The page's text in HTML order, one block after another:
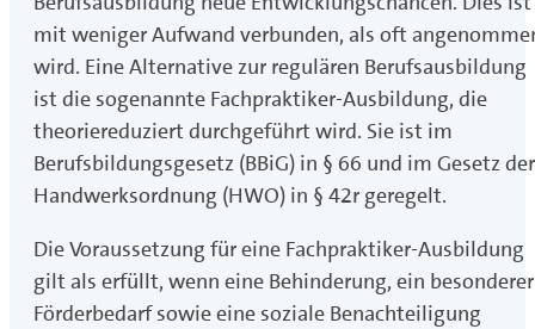
mit weniger Aufwand verbunden, als oft
wird. Eine Alternative zur regulären Berufsausbildung
ist die sogenannte Fachpraktiker-Ausbildung, die
theoriereduziert durchgeführt wird. Sie ist im
Berufsbildungsgesetz (BBiG) in § 66 und im Gesetz der
Handwerksordnung (HWO) in § 42r geregelt.
Die Voraussetzung für eine Fachpraktiker-Ausbildung
gilt als erfüllt, wenn eine Behinderung, ein besonderer
Förderbedarf sowie eine soziale Benachteiligung